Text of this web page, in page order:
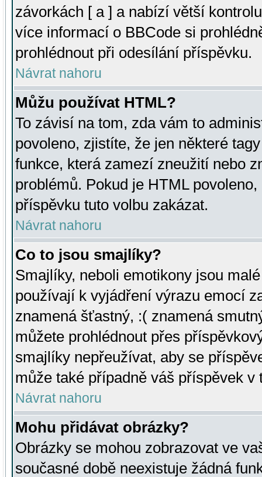
závorkách [ a ] a nabízí větší
více informací o BBCode si
prohlédnout při odesílání příspěvku.
Návrat nahoru
Můžu používat HTML?
To závisí na tom, zda vám to
povoleno, zjistíte, že jen některé
funkce, která zamezí zneužití nebo
problémů. Pokud je HTML
příspěvku tuto volbu zakázat.
Návrat nahoru
Co to jsou smajlíky?
Smajlíky, neboli emotikony jsou
používají k vyjádření výrazu emocí
znamená šťastný, :( znamená
můžete prohlédnout přes
smajlíky nepřeužívat, aby se
může také případně váš příspěvek v
Návrat nahoru
Mohu přidávat obrázky?
Obrázky se mohou zobrazovat ve
současné době neexistuje žádná